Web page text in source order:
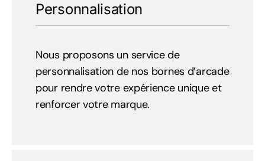
Personnalisation
Nous proposons un service de
personnalisation de nos bornes d’arcade
pour rendre votre expérience unique et
renforcer votre marque.